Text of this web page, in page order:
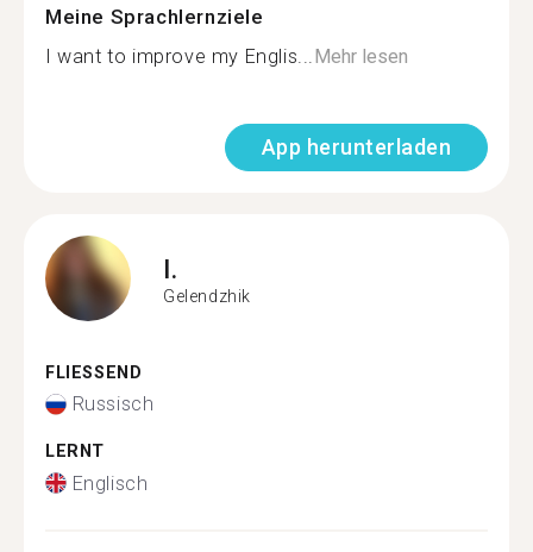
Meine Sprachlernziele
I want to improve my Englis... Mehr lesen
App herunterladen
I.
Gelendzhik
FLIESSEND
Russisch
LERNT
Englisch